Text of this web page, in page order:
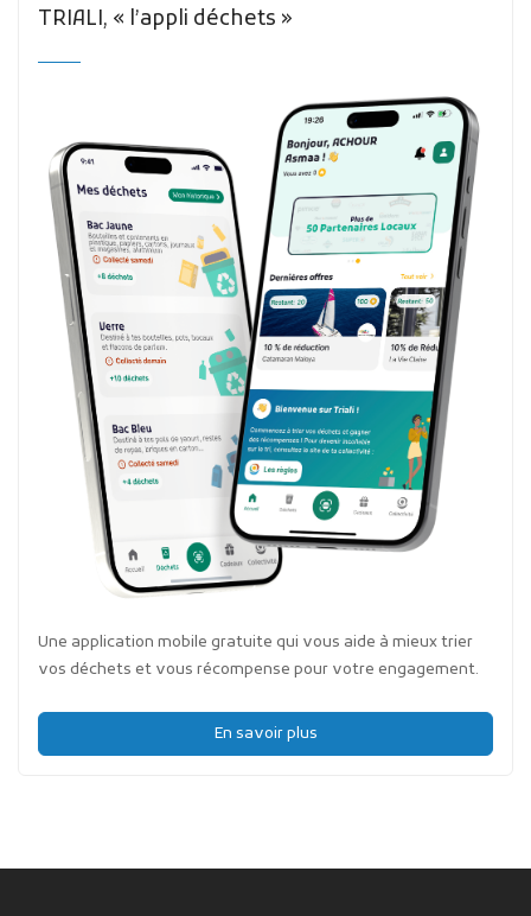
TRIALI, « l’appli déchets »
Une application mobile gratuite qui vous aide à mieux trier
vos déchets et vous récompense pour votre engagement.
En savoir plus